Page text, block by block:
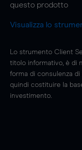
questo prodotto
Visualizza lo
Lo strumento Client
titolo informativo, è di
forma di consulenza
quindi costituire la
investimento.